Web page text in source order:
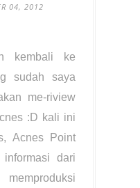
04, 2012
kembali ke
sudah saya
me-riview
:D kali ini
Acnes Point
dari